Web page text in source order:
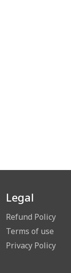
Legal
Refund Policy
Terms of use
Privacy Policy